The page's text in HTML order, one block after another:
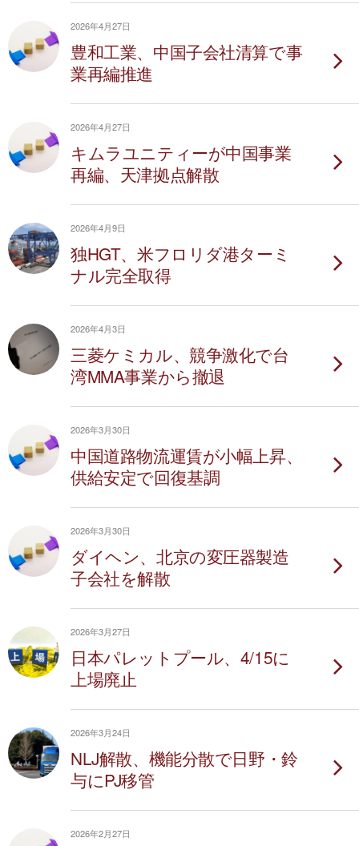
2026年4月27日
豊和工業、中国子会社清算で事
業再編推進
2026年4月27日
キムラユニティーが中国事業
再編、天津拠点解散
2026年4月9日
独HGT、米フロリダ港ターミ
ナル完全取得
2026年4月3日
三菱ケミカル、競争激化で台
湾MMA事業から撤退
2026年3月30日
中国道路物流運賃が小幅上昇、
供給安定で回復基調
2026年3月30日
ダイヘン、北京の変圧器製造
子会社を解散
2026年3月27日
日本パレットプール、4/15に
上場廃止
2026年3月24日
NLJ解散、機能分散で日野・鈴
与にPJ移管
2026年2月27日